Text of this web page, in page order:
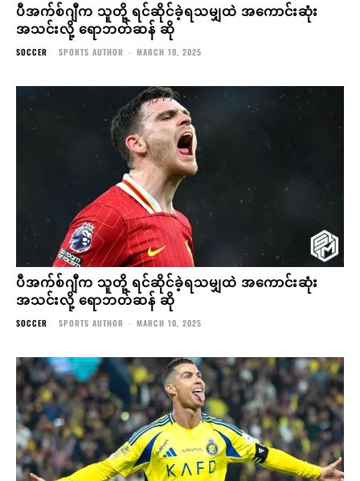
ပီအက်စ်ဂျီက သူတို့ ရင်ဆိုင်ခဲ့ရသမျှထဲ အကောင်းဆုံး
အသင်းလို့ ရောဘတ်ဆန် ဆို
SOCCER SPORTS AUTHOR - MARCH 10, 2025
ပီအက်စ်ဂျီက သူတို့ ရင်ဆိုင်ခဲ့ရသမျှထဲ အကောင်းဆုံး
အသင်းလို့ ရောဘတ်ဆန် ဆို
SOCCER SPORTS AUTHOR - MARCH 10, 2025